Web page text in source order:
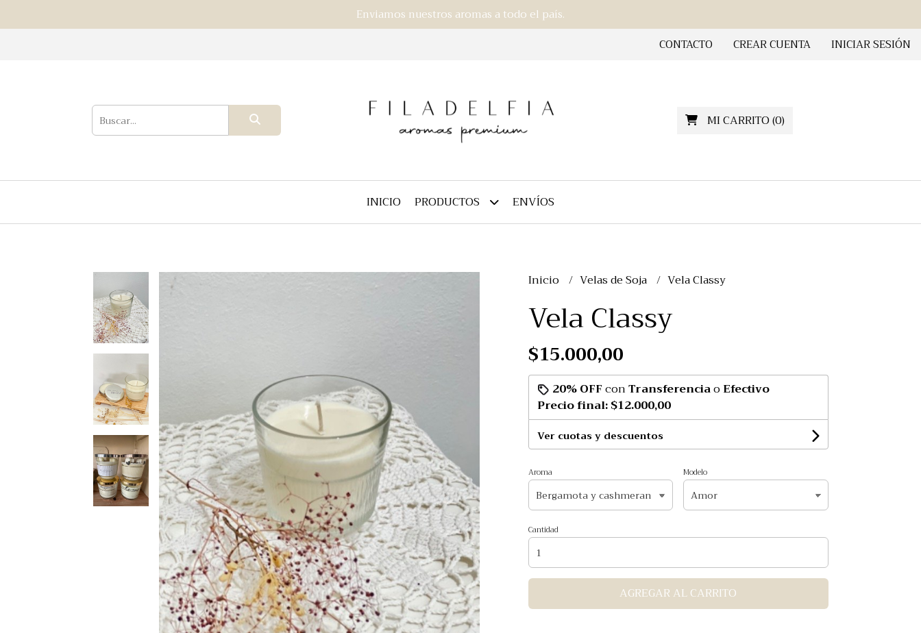
Enviamos nuestros aromas a todo el país.
CONTACTO
CREAR CUENTA INICIAR SESIÓN
MI CARRITO(0)
INICIO PRODUCTOS ENVÍOS
Inicio Velas de Soja Vela Classy
Vela Classy
$15.000,00
20% OFFconTransferenciaoEfectivo
Precio final:$12.000,00
Ver cuotas y descuentos
Aroma Modelo
Cantidad
AGREGAR AL CARRITO